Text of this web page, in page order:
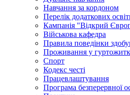
Навчання за кордоном
Перелік додаткових
Кампанія "Відкрий
Військова кафедра
Правила поведінки
Проживання у
Спорт
Кодекс честі
Працевлаштування
Програма безперервної